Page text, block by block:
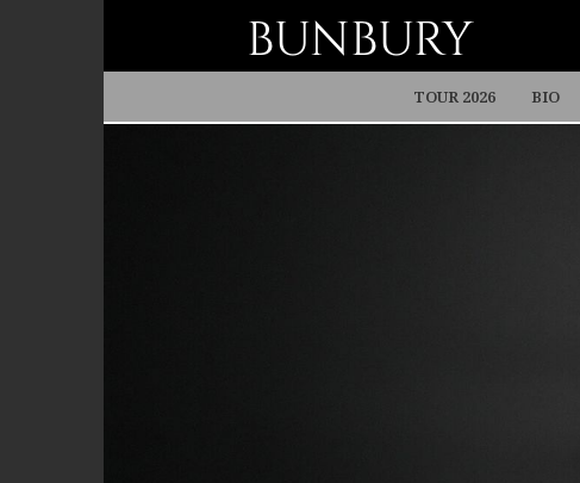
BUNBURY
TOUR 2026 BIO